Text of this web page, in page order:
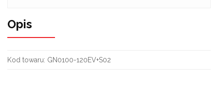
Opis
Kod towaru: GN0100-120EV+S02